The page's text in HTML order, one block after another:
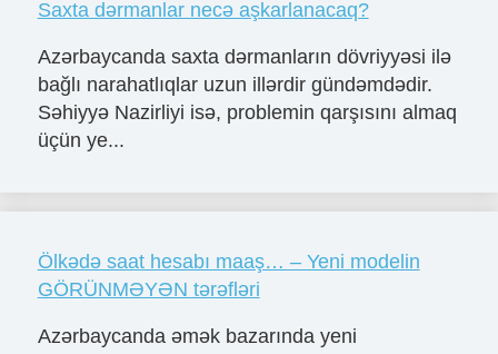
Saxta dərmanlar necə aşkarlanacaq?
Azərbaycanda saxta dərmanların dövriyyəsi ilə
bağlı narahatlıqlar uzun illərdir gündəmdədir.
Səhiyyə Nazirliyi isə, problemin qarşısını almaq
üçün ye...
Ölkədə saat hesabı maaş… – Yeni modelin
GÖRÜNMƏYƏN tərəfləri
Azərbaycanda əmək bazarında yeni